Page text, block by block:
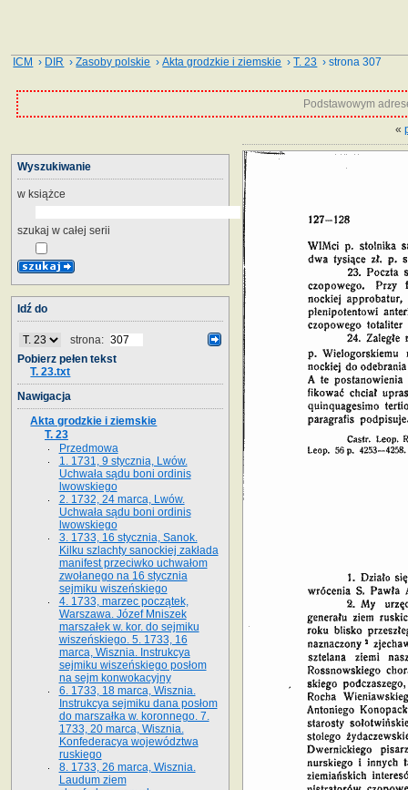
ICM › DIR ›Zasoby polskie ›Akta grodzkie i ziemskie ›T. 23 › strona 307
Podstawowym
«
Wyszukiwanie
w książce
szukaj w całej serii
Idź do
strona:
Pobierz pełen tekst
T. 23.txt
Nawigacja
Akta grodzkie i ziemskie
T. 23
Przedmowa
1. 1731, 9 stycznia, Lwów.
Uchwała sądu boni ordinis
lwowskiego
2. 1732, 24 marca, Lwów.
Uchwała sądu boni ordinis
lwowskiego
3. 1733, 16 stycznia, Sanok.
Kilku szlachty sanockiej zakłada
manifest przeciwko uchwałom
zwołanego na 16 stycz­nia
sejmiku wiszeńskiego
4. 1733, marzec początek,
Warszawa. Józef Mniszek
marszałek w. kor. do sejmiku
wiszeńskiego. 5. 1733, 16
marca, Wisznia. Instrukcya
sejmiku wiszeńskiego posłom
na sejm konwokacyjny
6. 1733, 18 marca, Wisznia.
Instrukcya sejmiku dana posłom
do marszałka w. koronnego. 7.
1733, 20 marca, Wisznia.
Konfederacya województwa
ruskiego
8. 1733, 26 marca, Wisznia.
Laudum ziem